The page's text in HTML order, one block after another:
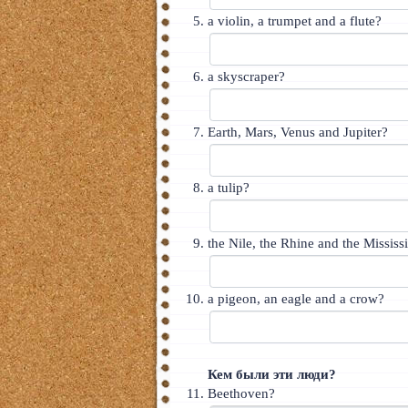
a violin, a trumpet and a flute?
a skyscraper?
Earth, Mars, Venus and Jupiter?
a tulip?
the Nile, the Rhine and the
a pigeon, an eagle and a crow?
Кем были эти люди?
Beethoven?